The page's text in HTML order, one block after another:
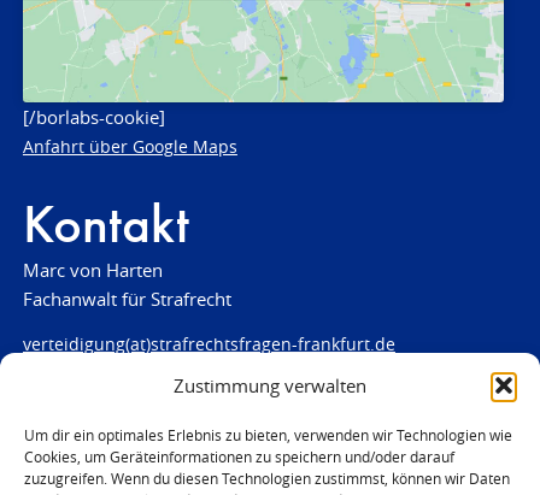
Zustimmung verwalten
Um dir ein optimales Erlebnis zu bieten, verwenden wir Technologien wie
Cookies, um Geräteinformationen zu speichern und/oder darauf
zuzugreifen. Wenn du diesen Technologien zustimmst, können wir Daten
[/borlabs-cookie]
Anfahrt über Google Maps
Kontakt
Marc von Harten
Fachanwalt für Strafrecht
verteidigung(at)strafrechtsfragen-frankfurt.de
www.strafrechtsfragen-frankfurt.de
Louisenstraße 84
61348 Bad Homburg